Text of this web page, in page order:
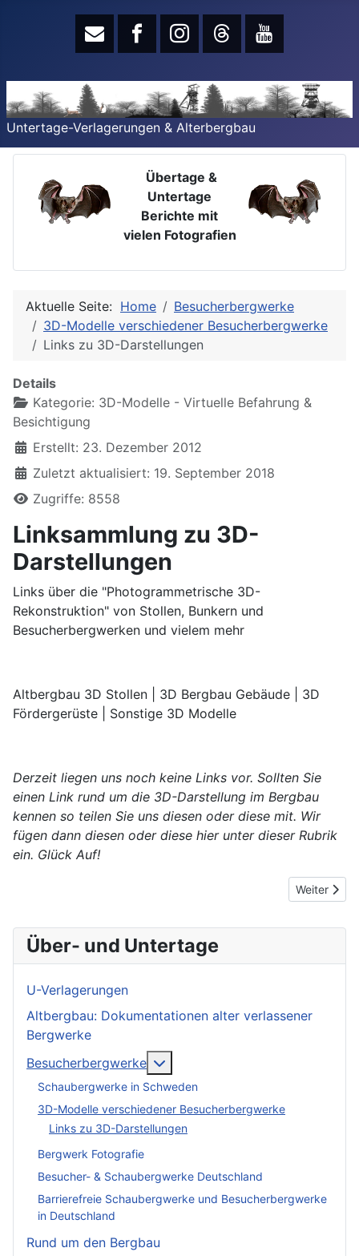
Untertage-Verlagerungen & Alterbergbau
Übertage &
Untertage
Berichte mit
vielen Fotografien
Aktuelle Seite: Home
Besucherbergwerke
3D-Modelle verschiedener Besucherbergwerke
Links zu 3D-Darstellungen
Details
Kategorie: 3D-Modelle - Virtuelle Befahrung &
Besichtigung
Erstellt: 23. Dezember 2012
Zuletzt aktualisiert: 19. September 2018
Zugriffe: 8558
Linksammlung zu 3D-
Darstellungen
Links über die "Photogrammetrische 3D-
Rekonstruktion" von Stollen, Bunkern und
Besucherbergwerken und vielem mehr
Altbergbau 3D Stollen | 3D Bergbau Gebäude | 3D
Fördergerüste | Sonstige 3D Modelle
Derzeit liegen uns noch keine Links vor. Sollten Sie
einen Link rund um die 3D-Darstellung im Bergbau
kennen so teilen Sie uns diesen oder diese mit. Wir
fügen dann diesen oder diese hier unter dieser Rubrik
ein. Glück Auf!
Nächster
Weiter
Über- und Untertage
U-Verlagerungen
Altbergbau: Dokumentationen alter verlassener
Bergwerke
Besucherbergwerke
Schaubergwerke in Schweden
3D-Modelle verschiedener Besucherbergwerke
Links zu 3D-Darstellungen
Bergwerk Fotografie
Besucher- & Schaubergwerke Deutschland
Barrierefreie Schaubergwerke und Besucherbergwerke
in Deutschland
Rund um den Bergbau